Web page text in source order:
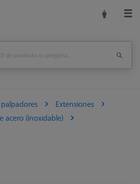
Extensiones
acero (inoxidable)